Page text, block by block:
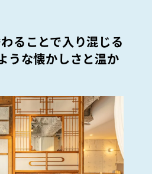
ることで入り混じる
うな懐かしさと温か